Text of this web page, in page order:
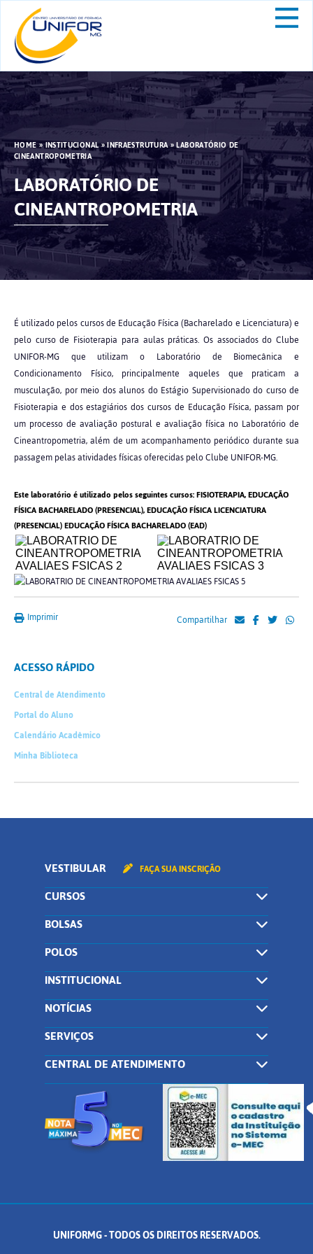
HOME»INSTITUCIONAL»INFRAESTRUTURA»LABORATÓRIO DE
CINEANTROPOMETRIA
LABORATÓRIO DE
CINEANTROPOMETRIA
É utilizado pelos cursos de Educação Física (Bacharelado e Licenciatura) e
pelo curso de Fisioterapia para aulas práticas. Os associados do Clube
UNIFOR-MG que utilizam o Laboratório de Biomecânica e
Condicionamento Físico, principalmente aqueles que praticam a
musculação, por meio dos alunos do Estágio Supervisionado do curso de
Fisioterapia e dos estagiários dos cursos de Educação Física, passam por
um processo de avaliação postural e avaliação física no Laboratório de
Cineantropometria, além de um acompanhamento periódico durante sua
passagem pelas atividades físicas oferecidas pelo Clube UNIFOR-MG.
Este laboratório é utilizado pelos seguintes cursos: FISIOTERAPIA, EDUCAÇÃO
FÍSICA BACHARELADO (PRESENCIAL), EDUCAÇÃO FÍSICA LICENCIATURA
(PRESENCIAL) EDUCAÇÃO FÍSICA BACHARELADO (EAD)
Imprimir Compartilhar
ACESSO RÁPIDO
Central de Atendimento
Portal do Aluno
Calendário Acadêmico
Minha Biblioteca
VESTIBULAR FAÇA SUA INSCRIÇÃO
CURSOS
BOLSAS
POLOS
INSTITUCIONAL
NOTÍCIAS
SERVIÇOS
CENTRAL DE ATENDIMENTO
UNIFORMG - TODOS OS DIREITOS RESERVADOS.